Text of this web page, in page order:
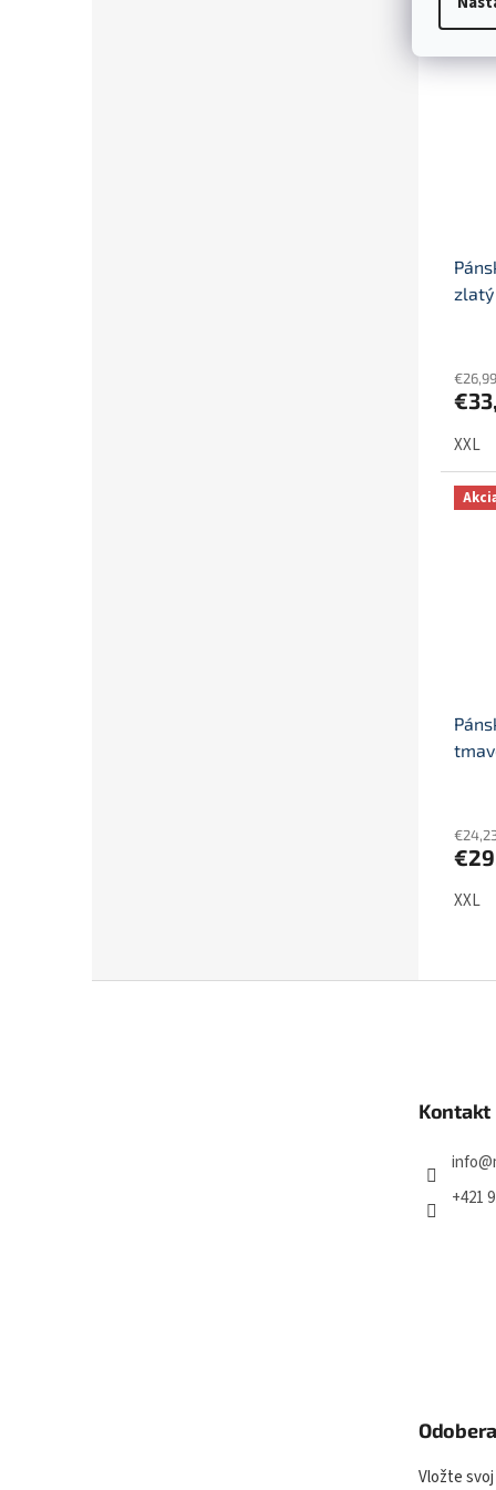
zlatý
XXL
XXL
Kontakt
info@
+421
Vložte